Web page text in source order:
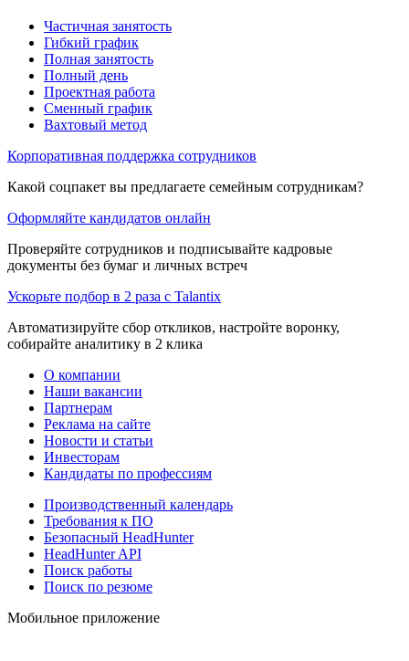
Частичная занятость
Гибкий график
Полная занятость
Полный день
Проектная работа
Сменный график
Вахтовый метод
Корпоративная поддержка сотрудников
Какой соцпакет вы предлагаете семейным сотрудникам?
Оформляйте кандидатов онлайн
Проверяйте сотрудников и подписывайте кадровые
документы без бумаг и личных встреч
Ускорьте подбор в 2 раза с Talantix
Автоматизируйте сбор откликов, настройте воронку,
собирайте аналитику в 2 клика
О компании
Наши вакансии
Партнерам
Реклама на сайте
Новости и статьи
Инвесторам
Кандидаты по профессиям
Производственный календарь
Требования к ПО
Безопасный HeadHunter
HeadHunter API
Поиск работы
Поиск по резюме
Мобильное приложение